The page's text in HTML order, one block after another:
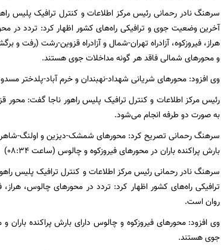
سرهنگ نادر رحمانی رئیس مرکز اطلاعات و کنترل ترافیک پلیس
آخرین وضعیت جوی و ترافیکی راه‌های کشور اظهار کرد: تردد در
هراز، فیروزکوه، آزادراه تهران-شمال و آزادراه قزوین-رشت (رفت و
و محور‌های شمالی فاقد هر گونه مداخلات جوی هستند.
وی افزود: محور‌های شریانی شهداد-نهبندان و خرم آباد-پلدختر
به صورت دو طرفه انجام می‌شود.
سرهنگ رحمانی تصریح کرد: محور‌های شمشک-دیزین و اولنگ-
بارش پراکنده باران در محور‌های فیروزکوه و چالوس (ساعت ۰۸:۳۴)
سرهنگ نادر رحمانی رئیس مرکز اطلاعات و کنترل ترافیک پلیس
ترافیکی راه‌های کشور اظهار کرد: تردد در محور‌های چالوس،
روان است.
وی افزود: محور‌های فیروزکوه و چالوس دارای بارش پراکنده باران
جوی هستند.